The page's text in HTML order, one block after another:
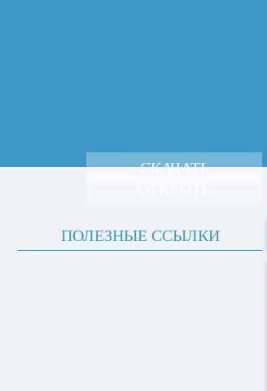
СКАЧАТЬ
ПОЛЕЗНЫЕ ССЫЛКИ